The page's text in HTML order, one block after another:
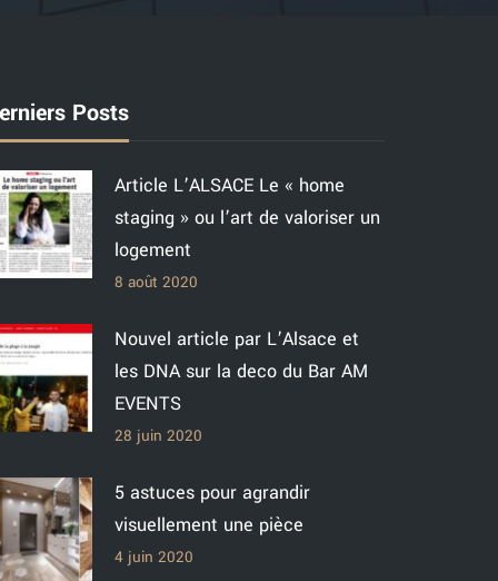
Posts
Article L’ALSACE Le « home
staging » ou l’art de valoriser un
logement
8 août 2020
Nouvel article par L’Alsace et
les DNA sur la deco du Bar AM
EVENTS
28 juin 2020
5 astuces pour agrandir
visuellement une pièce
4 juin 2020